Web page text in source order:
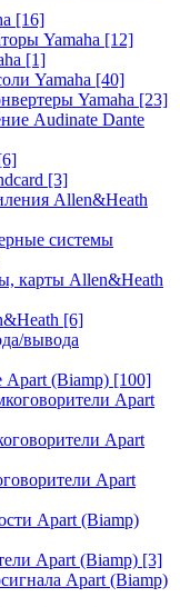
[16]
Yamaha [12]
[1]
Yamaha [40]
Yamaha [23]
Audinate Dante
[3]
Allen&Heath
системы
карты Allen&Heath
[6]
вывода
Apart (Biamp) [100]
Apart
Apart
Apart
Apart (Biamp)
Apart (Biamp) [3]
Apart (Biamp)